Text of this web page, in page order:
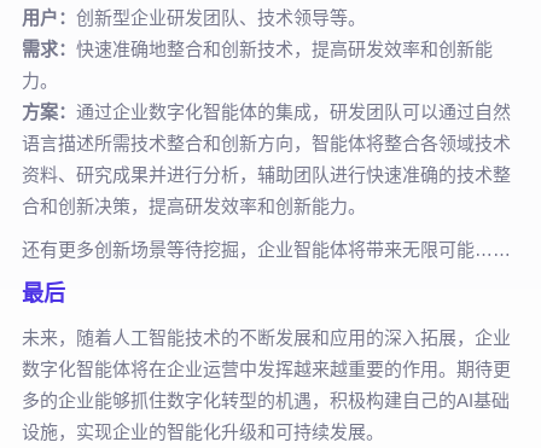
用户： 创新型企业研发团队、技术领导等。
需求： 快速准确地整合和创新技术，提高研发效率和创新能
力。
方案： 通过企业数字化智能体的集成，研发团队可以通过自然
语言描述所需技术整合和创新方向，智能体将整合各领域技术
资料、研究成果并进行分析，辅助团队进行快速准确的技术整
合和创新决策，提高研发效率和创新能力。
还有更多创新场景等待挖掘，企业智能体将带来无限可能……
最后
未来，随着人工智能技术的不断发展和应用的深入拓展，企业
数字化智能体将在企业运营中发挥越来越重要的作用。期待更
多的企业能够抓住数字化转型的机遇，积极构建自己的AI基础
设施，实现企业的智能化升级和可持续发展。